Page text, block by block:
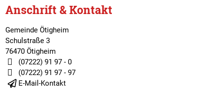
Anschrift & Kontakt
Gemeinde Ötigheim
Schulstraße 3
76470 Ötigheim
(07222) 91 97 - 0
(07222) 91 97 - 97
E-Mail-Kontakt